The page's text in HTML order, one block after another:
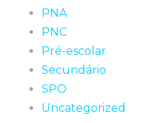
PNA
PNC
Pré-escolar
Secundário
SPO
Uncategorized